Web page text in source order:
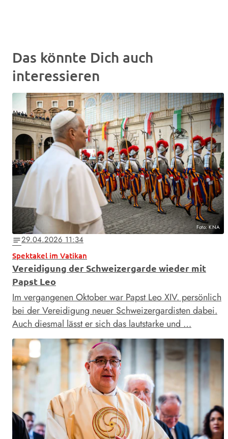
Das könnte Dich auch
interessieren
Foto: KNA
notes29.04.2026 11:34
Spektakel im Vatikan
Vereidigung der Schweizergarde wieder mit
Papst Leo
Im vergangenen Oktober war Papst Leo XIV. persönlich
bei der Vereidigung neuer Schweizergardisten dabei.
Auch diesmal lässt er sich das lautstarke und …